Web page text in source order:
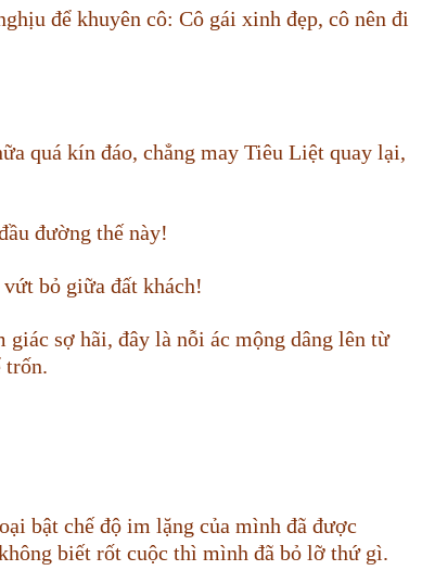
để khuyên cô: Cô gái xinh đẹp, cô nên đi
quá kín đáo, chẳng may Tiêu Liệt quay lại,
đường thế này!
bỏ giữa đất khách!
sợ hãi, đây là nỗi ác mộng dâng lên từ
trốn.
bật chế độ im lặng của mình đã được
biết rốt cuộc thì mình đã bỏ lỡ thứ gì.